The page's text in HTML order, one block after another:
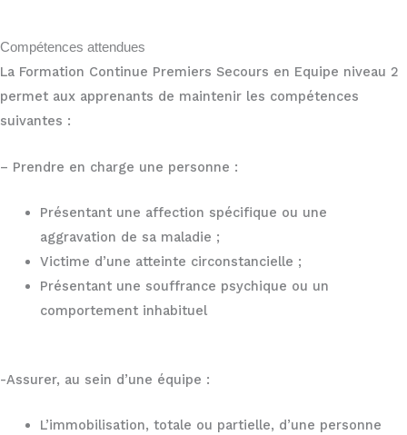
Compétences attendues
La Formation Continue Premiers Secours en Equipe niveau 2
permet aux apprenants de maintenir les compétences
suivantes :
– Prendre en charge une personne :
Présentant une affection spécifique ou une
aggravation de sa maladie ;
Victime d’une atteinte circonstancielle ;
Présentant une souffrance psychique ou un
comportement inhabituel
-Assurer, au sein d’une équipe :
L’immobilisation, totale ou partielle, d’une personne